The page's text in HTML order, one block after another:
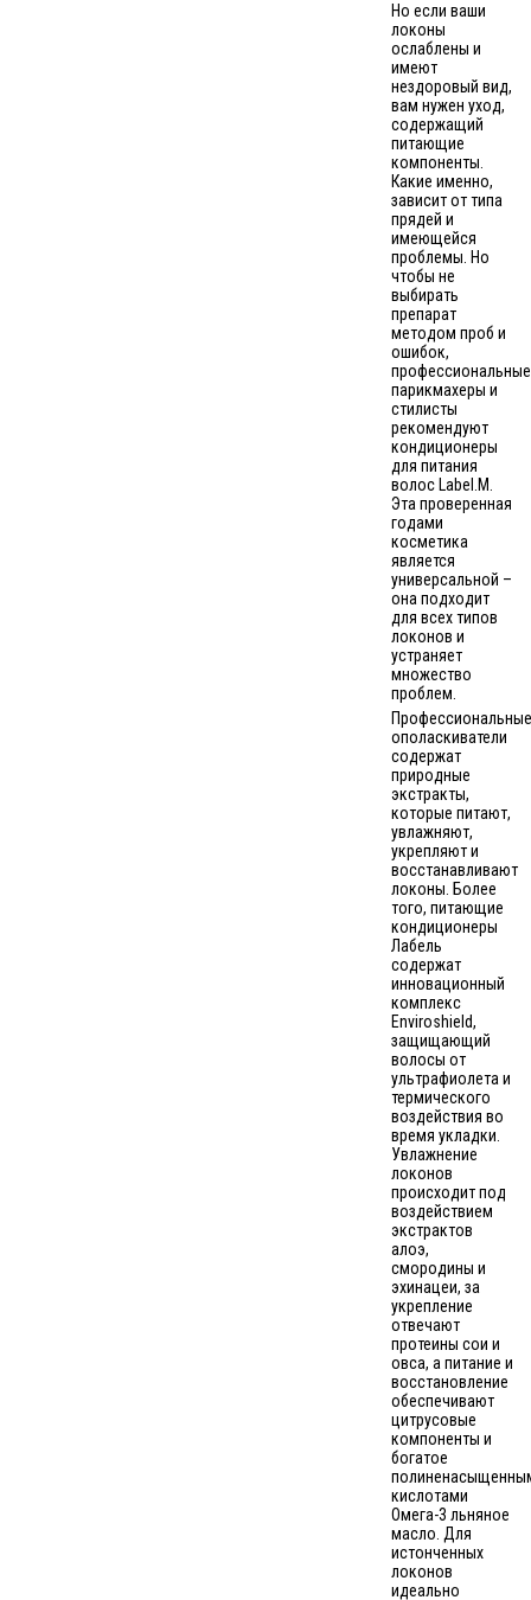
Но если ваши
локоны
ослаблены и
имеют
нездоровый вид,
вам нужен уход,
содержащий
питающие
компоненты.
Какие именно,
зависит от типа
прядей и
имеющейся
проблемы. Но
чтобы не
выбирать
препарат
методом проб и
ошибок,
профессиональные
парикмахеры и
стилисты
рекомендуют
кондиционеры
для питания
волос Label.M.
Эта проверенная
годами
косметика
является
универсальной –
она подходит
для всех типов
локонов и
устраняет
множество
проблем.
Профессиональные
ополаскиватели
содержат
природные
экстракты,
которые питают,
увлажняют,
укрепляют и
восстанавливают
локоны. Более
того, питающие
кондиционеры
Лабель
содержат
инновационный
комплекс
Enviroshield,
защищающий
волосы от
ультрафиолета и
термического
воздействия во
время укладки.
Увлажнение
локонов
происходит под
воздействием
экстрактов
алоэ,
смородины и
эхинацеи, за
укрепление
отвечают
протеины сои и
овса, а питание и
восстановление
обеспечивают
цитрусовые
компоненты и
богатое
кислотами
Омега-3 льняное
масло. Для
истонченных
локонов
идеально